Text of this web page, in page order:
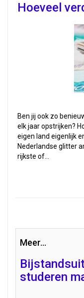
Hoeveel
Ben jij ook zo
elk jaar opstrijken?
eigen land eigenlijk
Nederlandse glitter
rijkste of…
Meer...
studeren